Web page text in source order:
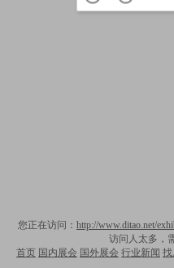
您正在访问： http://www.ditao.net/
访问人太多，
首页 国内展会 国外展会 行业新闻